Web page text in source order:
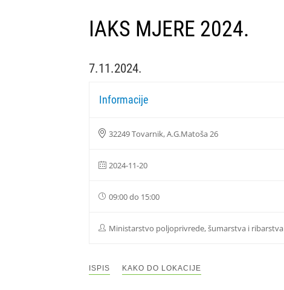
IAKS MJERE 2024.
7.11.2024.
Informacije
32249 Tovarnik, A.G.Matoša 26
2024-11-20
09:00 do 15:00
Ministarstvo poljoprivrede, šumarstva i ribarstva
ISPIS KAKO DO LOKACIJE